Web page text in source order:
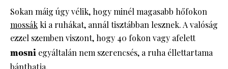
Sokan máig úgy vélik, hogy minél magasabb hőfokon
mossák ki a ruhákat, annál tisztábban lesznek. A valóság
ezzel szemben viszont, hogy 40 fokon vagy afelett
mosni egyáltalán nem szerencsés, a ruha éllettartama
bánthatja.